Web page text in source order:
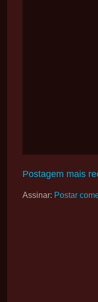
Postagem mais
Assinar: Postar